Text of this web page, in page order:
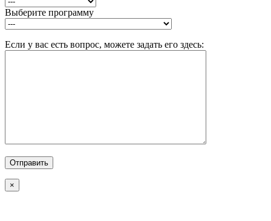
Выберите программу
Если у вас есть вопрос, можете задать его здесь:
×